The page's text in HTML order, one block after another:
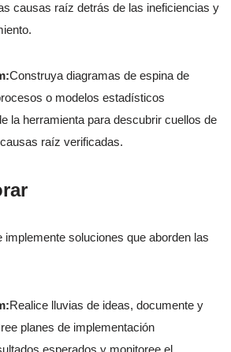
causas raíz detrás de las ineficiencias y
Construya diagramas de espina de
o modelos estadísticos
la herramienta para descubrir cuellos de
raíz verificadas.
implemente soluciones que aborden las
Realice lluvias de ideas, documente y
planes de implementación
esperados y monitoree el